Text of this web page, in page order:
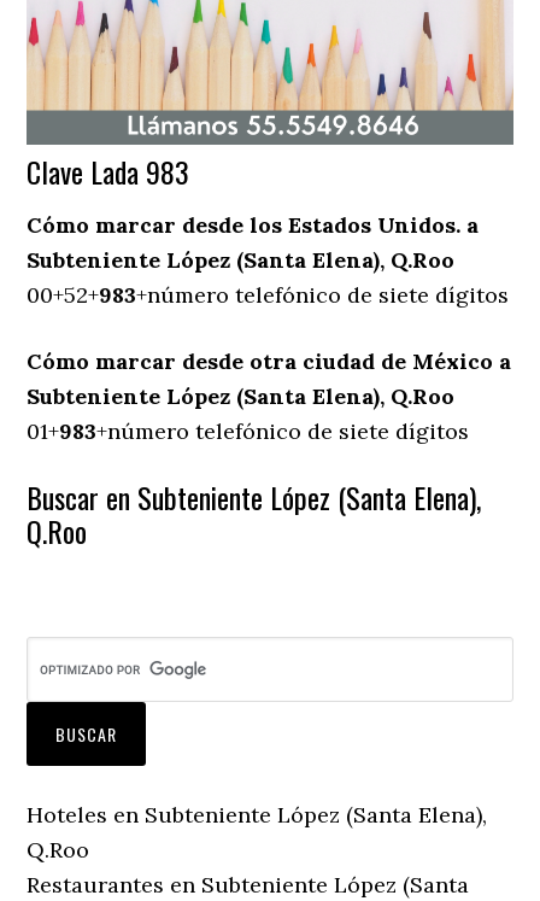
Clave Lada 983
Cómo marcar desde los Estados Unidos. a
Subteniente López (Santa Elena), Q.Roo
00+52+983+número telefónico de siete dígitos
Cómo marcar desde otra ciudad de México a
Subteniente López (Santa Elena), Q.Roo
01+983+número telefónico de siete dígitos
Buscar en Subteniente López (Santa Elena),
Q.Roo
Hoteles en Subteniente López (Santa Elena),
Q.Roo
Restaurantes en Subteniente López (Santa